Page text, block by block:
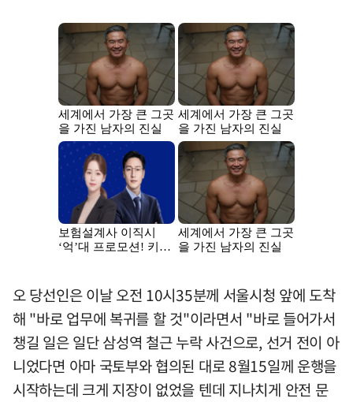
오 당선인은 이날 오전 10시35분께 서울시청 앞에 도착
해 "바로 업무에 복귀를 할 것"이라면서 "바로 들어가서
챙길 일은 일단 삼성역 철근 누락 사건으로, 선거 전이 아
니었다면 아마 국토부와 협의된 대로 8월15일께 운행을
시작하는데 크게 지장이 없었을 텐데 지나치게 안전 문